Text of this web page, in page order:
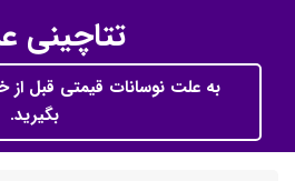
تتاچینی
به علت نوسانات قیمتی قبل از
بگیرید.